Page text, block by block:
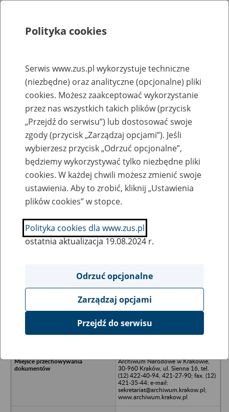
Rejestry, ewidencje i archiwa
Baza zlikwidowanych lub
przekształconych zakładów pracy
Nazwa zakładu pracy:
SZUKAJ
Ukryj wszystkie pozycje bazy
Centralne Laboratorium Przemysłu
Archiwum Narodowe w Krakowie,
30-960 Kraków, ul. Sienna 16, tel.
(12) 422-40-94, 421-27-90; fax. (12)
421-35-44; e-mail:
sekretariat@archiwum.krakow.pl;
www.archiwum.krakow.pl
Polityka cookies
Serwis www.zus.pl wykorzystuje techniczne
(niezbędne) oraz analityczne (opcjonalne) pliki
cookies. Możesz zaakceptować wykorzystanie
przez nas wszystkich takich plików (przycisk
„Przejdź do serwisu”) lub dostosować swoje
zgody (przycisk „Zarządzaj opcjami”). Jeśli
wybierzesz przycisk „Odrzuć opcjonalne”,
będziemy wykorzystywać tylko niezbędne pliki
cookies. W każdej chwili możesz zmienić swoje
ustawienia. Aby to zrobić, kliknij „Ustawienia
plików cookies” w stopce.
Polityka cookies dla www.zus.pl
ostatnia aktualizacja 19.08.2024 r.
Odrzuć opcjonalne
Zarządzaj opcjami
Przejdź do serwisu